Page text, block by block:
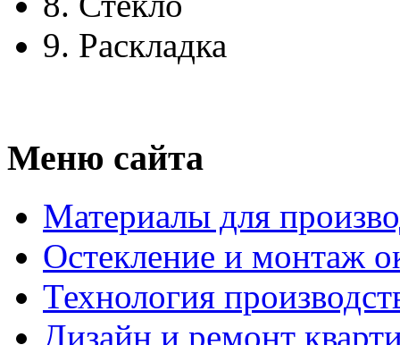
9. Раскладка
Меню сайта
Материалы для
Остекление и монтаж
Технология
Дизайн и ремонт